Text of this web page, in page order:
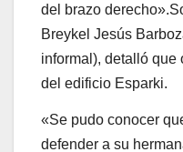
del brazo
Breykel Jesús
informal), detalló que
del edificio Esparki.
«Se pudo conocer
defender a su